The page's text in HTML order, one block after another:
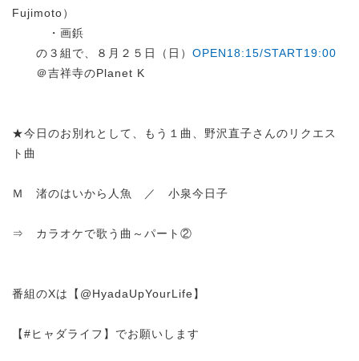
Fujimoto）
・画鋲
の３組で、８月２５日（日） OPEN18:15/START19:00
＠吉祥寺のPlanet K
★今日のお別れとして、もう１曲、野沢直子さんのリクエス
ト曲
Ｍ 渚のはいから人魚 ／ 小泉今日子
⇒ カラオケで歌う曲～パート②
番組のXは【@HyadaUpYourLife】
【#ヒャダライフ】でお願いします